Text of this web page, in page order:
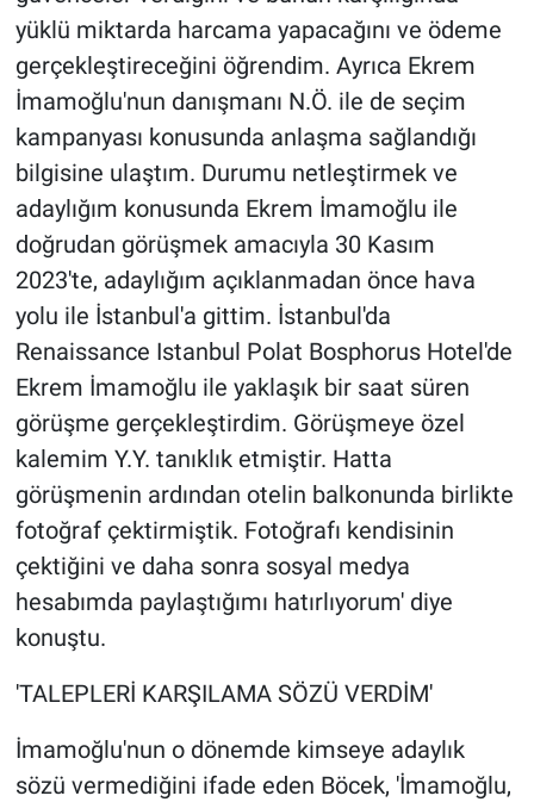
yüklü miktarda harcama yapacağını ve ödeme
gerçekleştireceğini öğrendim. Ayrıca Ekrem
İmamoğlu'nun danışmanı N.Ö. ile de seçim
kampanyası konusunda anlaşma sağlandığı
bilgisine ulaştım. Durumu netleştirmek ve
adaylığım konusunda Ekrem İmamoğlu ile
doğrudan görüşmek amacıyla 30 Kasım
2023'te, adaylığım açıklanmadan önce hava
yolu ile İstanbul'a gittim. İstanbul'da
Renaissance Istanbul Polat Bosphorus Hotel'de
Ekrem İmamoğlu ile yaklaşık bir saat süren
görüşme gerçekleştirdim. Görüşmeye özel
kalemim Y.Y. tanıklık etmiştir. Hatta
görüşmenin ardından otelin balkonunda birlikte
fotoğraf çektirmiştik. Fotoğrafı kendisinin
çektiğini ve daha sonra sosyal medya
hesabımda paylaştığımı hatırlıyorum' diye
konuştu.
'TALEPLERİ KARŞILAMA SÖZÜ VERDİM'
İmamoğlu'nun o dönemde kimseye adaylık
sözü vermediğini ifade eden Böcek, 'İmamoğlu,
Teknoloji
Türkiye'nin Geleceği
Türkiye'nin Gündemi
Yerel Gündem
Yerel Yaşam
Canlı Yayın